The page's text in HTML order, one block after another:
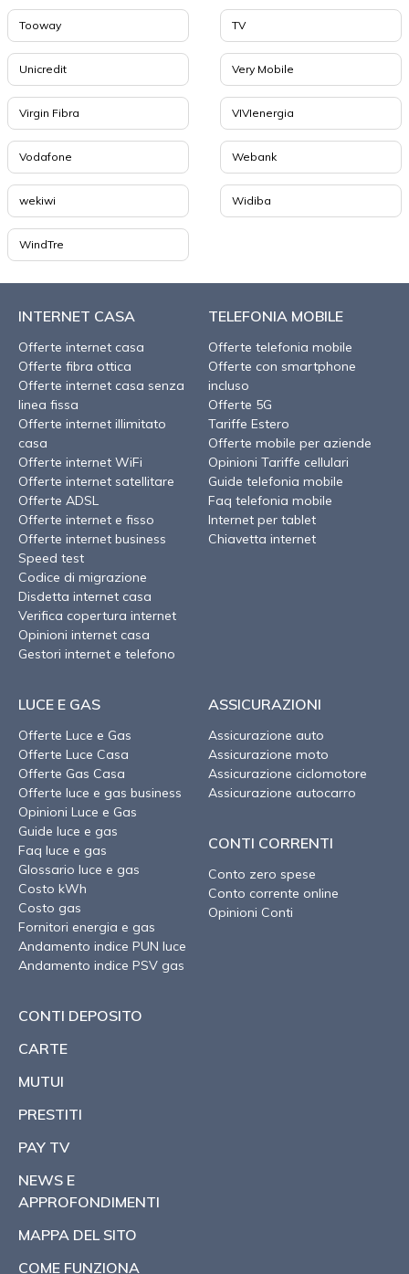
Tooway TV
Unicredit Very Mobile
Virgin Fibra VIVIenergia
Vodafone Webank
wekiwi Widiba
WindTre
INTERNET CASA
Offerte internet casa
Offerte fibra ottica
Offerte internet casa senza
linea fissa
Offerte internet illimitato
casa
Offerte internet WiFi
Offerte internet satellitare
Offerte ADSL
Offerte internet e fisso
Offerte internet business
Speed test
Codice di migrazione
Disdetta internet casa
Verifica copertura internet
Opinioni internet casa
Gestori internet e telefono
TELEFONIA MOBILE
Offerte telefonia mobile
Offerte con smartphone
incluso
Offerte 5G
Tariffe Estero
Offerte mobile per aziende
Opinioni Tariffe cellulari
Guide telefonia mobile
Faq telefonia mobile
Internet per tablet
Chiavetta internet
LUCE E GAS
Offerte Luce e Gas
Offerte Luce Casa
Offerte Gas Casa
Offerte luce e gas business
Opinioni Luce e Gas
Guide luce e gas
Faq luce e gas
Glossario luce e gas
Costo kWh
Costo gas
Fornitori energia e gas
Andamento indice PUN luce
Andamento indice PSV gas
ASSICURAZIONI
Assicurazione auto
Assicurazione moto
Assicurazione ciclomotore
Assicurazione autocarro
CONTI CORRENTI
Conto zero spese
Conto corrente online
Opinioni Conti
CONTI DEPOSITO
CARTE
MUTUI
PRESTITI
PAY TV
NEWS E
APPROFONDIMENTI
MAPPA DEL SITO
COME FUNZIONA